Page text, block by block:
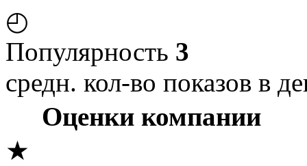
◴
Популярность 3
средн. кол-во показов в
Оценки компании
★